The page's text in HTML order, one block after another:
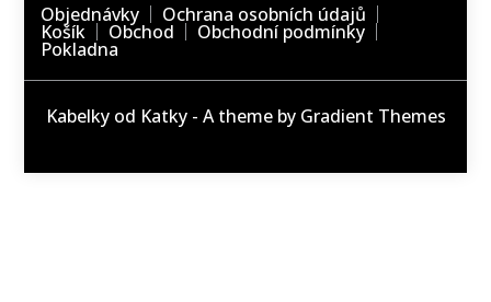
Objednávky Ochrana osobních údajů
Košík Obchod Obchodní podmínky
Pokladna
Kabelky od Katky - A theme by Gradient Themes